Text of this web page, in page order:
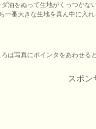
ダ油をぬって生地がくっつかな
一番大きな生地を真ん中に入
は写真にポインタをあわせる
スポン